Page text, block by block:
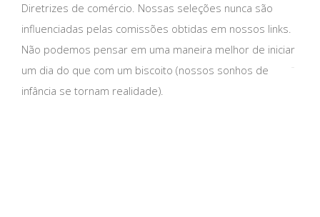
Diretrizes de comércio. Nossas seleções nunca são
influenciadas pelas comissões obtidas em nossos links.
Não podemos pensar em uma maneira melhor de iniciar
um dia do que com um biscoito (nossos sonhos de
infância se tornam realidade).